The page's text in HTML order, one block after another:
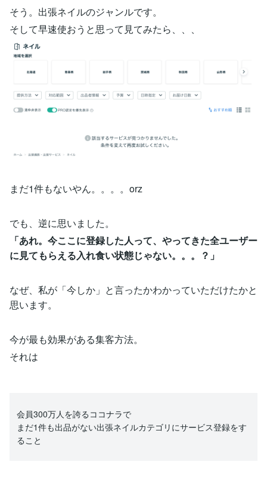
そう。出張ネイルのジャンルです。
そして早速使おうと思って見てみたら、、、
まだ1件もないやん。。。。orz
でも、逆に思いました。
「あれ。今ここに登録した人って、やってきた全ユーザー
に見てもらえる入れ食い状態じゃない。。。？」
なぜ、私が「今しか」と言ったかわかっていただけたかと
思います。
今が最も効果がある集客方法。
それは
会員300万人を誇るココナラで
まだ1件も出品がない出張ネイルカテゴリにサービス登録をす
ること